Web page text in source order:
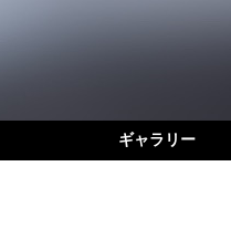
ギャラリー